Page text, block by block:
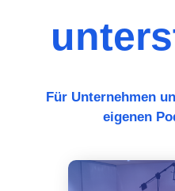
Für Unternehmen
eigenen